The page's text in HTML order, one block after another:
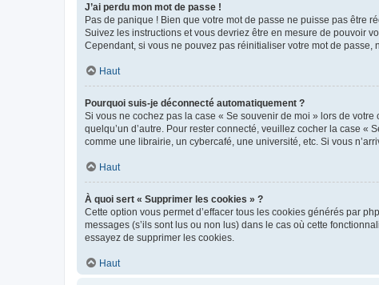
J’ai perdu mon mot de passe !
Pas de panique ! Bien que votre mot de passe ne puisse pas être
Suivez les instructions et vous devriez être en mesure de pouvoir
Cependant, si vous ne pouvez pas réinitialiser votre mot de passe,
Haut
Pourquoi suis-je déconnecté automatiquement ?
Si vous ne cochez pas la case « Se souvenir de moi » lors de
quelqu’un d’autre. Pour rester connecté, veuillez cocher la case
comme une librairie, un cybercafé, une université, etc. Si vous
Haut
À quoi sert « Supprimer les cookies » ?
Cette option vous permet d’effacer tous les cookies générés par
messages (s’ils sont lus ou non lus) dans le cas où cette
essayez de supprimer les cookies.
Haut